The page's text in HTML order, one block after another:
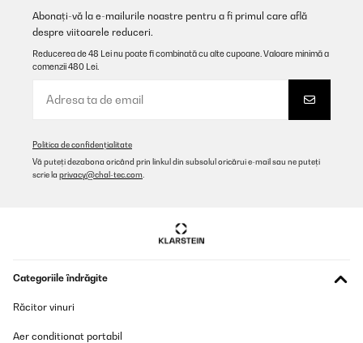
der überdachten Terrasse..
Geplaatst in onze buitenkeuken. Staat wel droog maar niet
Amazon-gebruiker
Traducere
Abonați-vă la e-mailurile noastre pentru a fi primul care află
despre viitoarele reduceri.
Reducerea de 48 Lei nu poate fi combinată cu alte cupoane. Valoare minimă a
comenzii 480 Lei.
Politica de confidențialitate
Vă puteți dezabona oricând prin linkul din subsolul oricărui e-mail sau ne puteți
scrie la privacy@chal-tec.com
Categoriile îndrăgite
Răcitor vinuri
Aer conditionat portabil